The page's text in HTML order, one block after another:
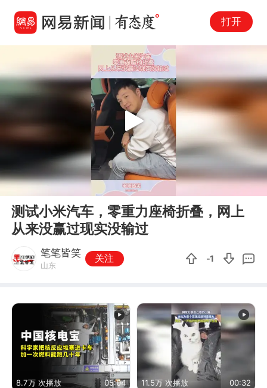
打开
00:00
Play
测试小米汽车，零重力座椅折叠，网上
从来没赢过现实没输过
笔笔皆笑
山东
关注 -1
8.7万 次播放 05:04 11.5万 次播放 00:32